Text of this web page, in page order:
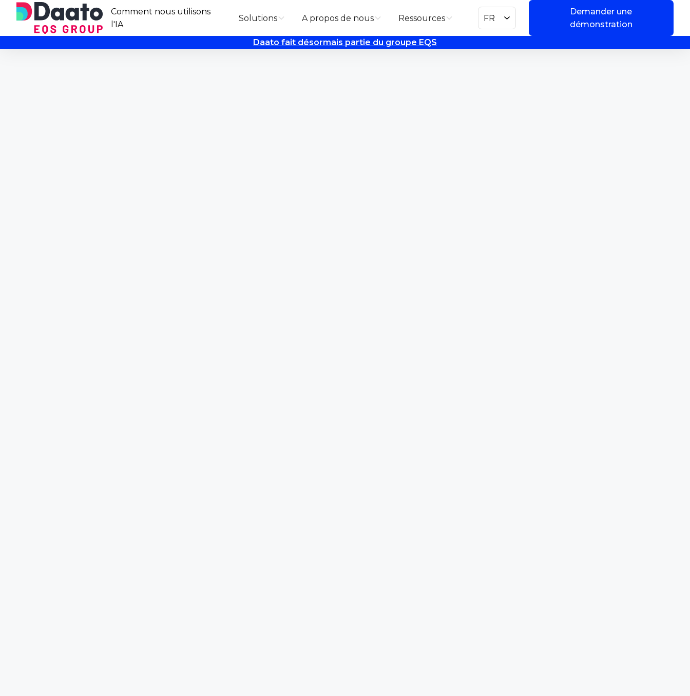
Comment nous utilisons
l'IA
Solutions A propos de nous Ressources FR
Demander une
démonstration
Daato fait désormais partie du groupe EQS